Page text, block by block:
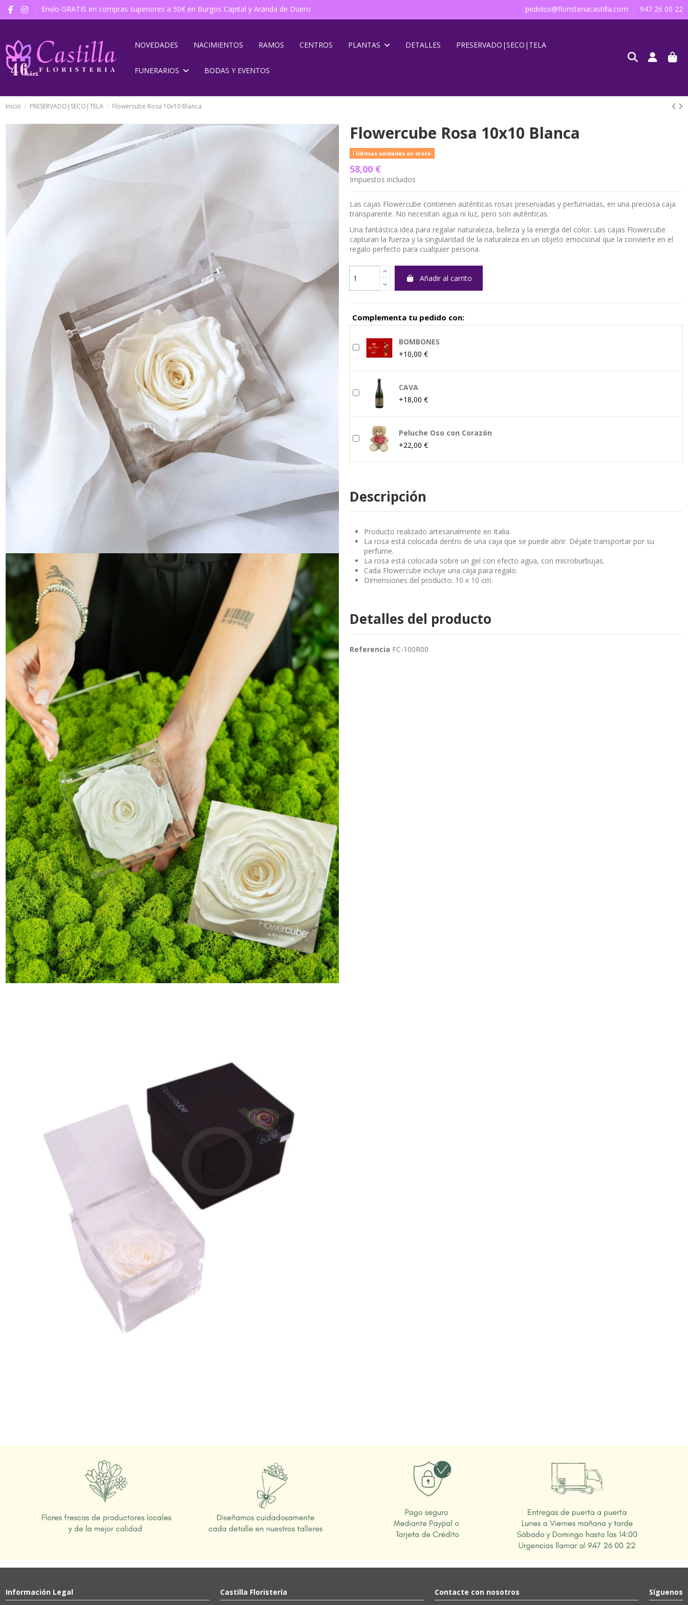
Envío GRATIS en compras superiores a 50€ en Burgos Capital y Aranda de Duero pedidos@floristeriacastilla.com 947 26 00 22
NOVEDADES NACIMIENTOS RAMOS CENTROS PLANTAS DETALLES PRESERVADO|SECO|TELA
FUNERARIOS BODAS Y EVENTOS
Inicio PRESERVADO|SECO|TELA Flowercube Rosa 10x10 Blanca
Flowercube Rosa 10x10 Blanca
Últimas unidades en stock
58,00 €
Impuestos incluidos
Las cajas Flowercube contienen auténticas rosas preservadas y perfumadas, en una preciosa caja
transparente. No necesitan agua ni luz, pero son auténticas.
Una fantástica idea para regalar naturaleza, belleza y la energía del color. Las cajas Flowercube
capturan la fuerza y la singularidad de la naturaleza en un objeto emocional que la convierte en el
regalo perfecto para cualquier persona.
Añadir al carrito
Complementa tu pedido con:
BOMBONES
+10,00 €
CAVA
+18,00 €
Peluche Oso con Corazón
+22,00 €
Descripción
Producto realizado artesanalmente en Italia.
La rosa está colocada dentro de una caja que se puede abrir. Déjate transportar por su
perfume.
La rosa está colocada sobre un gel con efecto agua, con microburbujas.
Cada Flowercube incluye una caja para regalo.
Dimensiones del producto: 10 x 10 cm.
Detalles del producto
Referencia FC-100R00
Información Legal Castilla Floristería Contacte con nosotros Síguenos